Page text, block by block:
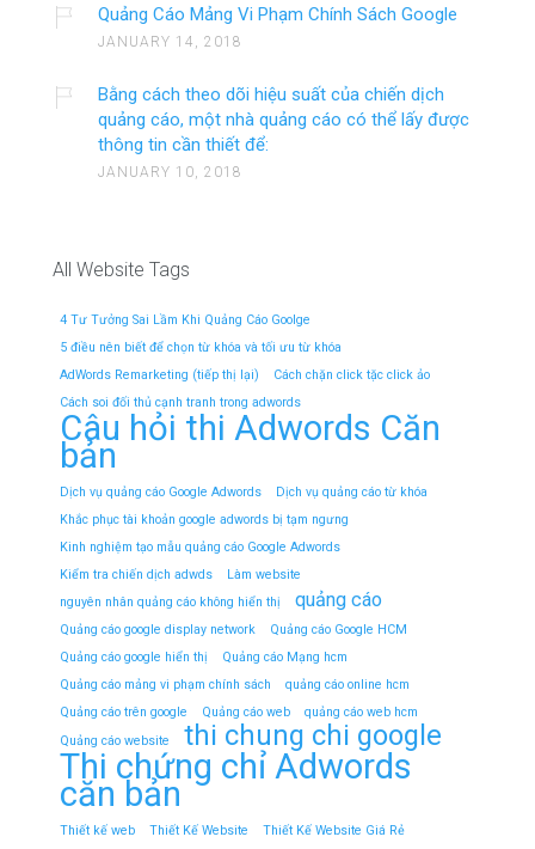
Quảng Cáo Mảng Vi Phạm Chính Sách Google
JANUARY 14, 2018
Bằng cách theo dõi hiệu suất của chiến dịch
quảng cáo, một nhà quảng cáo có thể lấy được
thông tin cần thiết để:
JANUARY 10, 2018
All Website Tags
4 Tư Tưởng Sai Lầm Khi Quảng Cáo Goolge
5 điều nên biết để chọn từ khóa và tối ưu từ khóa
AdWords Remarketing (tiếp thị lại)
Cách chặn click tặc click ảo
Cách soi đối thủ cạnh tranh trong adwords
Câu hỏi thi Adwords Căn
bản
Dịch vụ quảng cáo Google Adwords
Dịch vụ quảng cáo từ khóa
Khắc phục tài khoản google adwords bị tạm ngưng
Kinh nghiệm tạo mẫu quảng cáo Google Adwords
Kiểm tra chiến dịch adwds
Làm website
nguyên nhân quảng cáo không hiển thị
quảng cáo
Quảng cáo google display network
Quảng cáo Google HCM
Quảng cáo google hiển thị
Quảng cáo Mạng hcm
Quảng cáo mảng vi phạm chính sách
quảng cáo online hcm
Quảng cáo trên google
Quảng cáo web
quảng cáo web hcm
Quảng cáo website
thi chung chi google
Thi chứng chỉ Adwords
căn bản
Thiết kế web Thiết Kế Website Thiết Kế Website Giá Rẻ